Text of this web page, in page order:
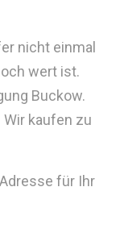
nicht einmal
wert ist.
Buckow.
kaufen zu
für Ihr